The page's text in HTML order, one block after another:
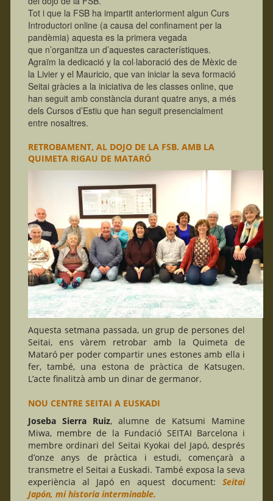
Tot i que la FSB ha impartit anteriorment algun Curs
Introductori online (a causa del confinament per la
pandèmia) aquesta es la primera vegada
que n’organitza un d’aquestes característiques.
Agraïm la dedicació y la col·laboració des de Mèxic de
la Livier y el Mauricio, que van iniciar la seva formació
Seitai gràcies a la iniciativa de les classes online, que
han seguit amb constància durant quatre anys, a més
dels Cursos d’Estiu que han seguit presencialment
entre nosaltres.
RETROBAMENT, AL DOJO DE LA FSB. AMB LA
QUIMETA RIGAU DE MATARÓ
Aquesta setmana passada, un grup de persones del
Seitai, ens vàrem retrobar amb la Quimeta de
Mataró per poder compartir unes estones amb ella i
fer, també, una estona de pràctica de Katsugen.
L’acte finalitzà amb un dinar de germanor.
NOU CENTRE SEITAI A EUSKADI
Joseba Sierra Ruiz, alumne de Katsumi Mamine
Miwa, membre de la Fundació SEITAI Barcelona i
membre ordinari del Seitai Kyokai del Japó, després
d’onze anys de pràctica i estudi, començarà a
transmetre el Seitai a Euskadi. També exposa la seva
experiència al Japó en aquest document:Seitai
Japón, mi historia interminable.